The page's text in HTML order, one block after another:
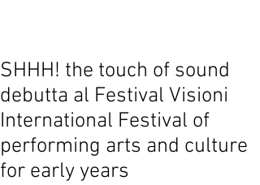
SHHH! the touch of sound
debutta al Festival Visioni
International Festival of
performing arts and culture
for early years